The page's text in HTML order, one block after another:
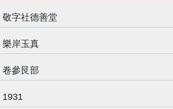
敬字社德善堂
樂岸玉真
卷參艮部
1931